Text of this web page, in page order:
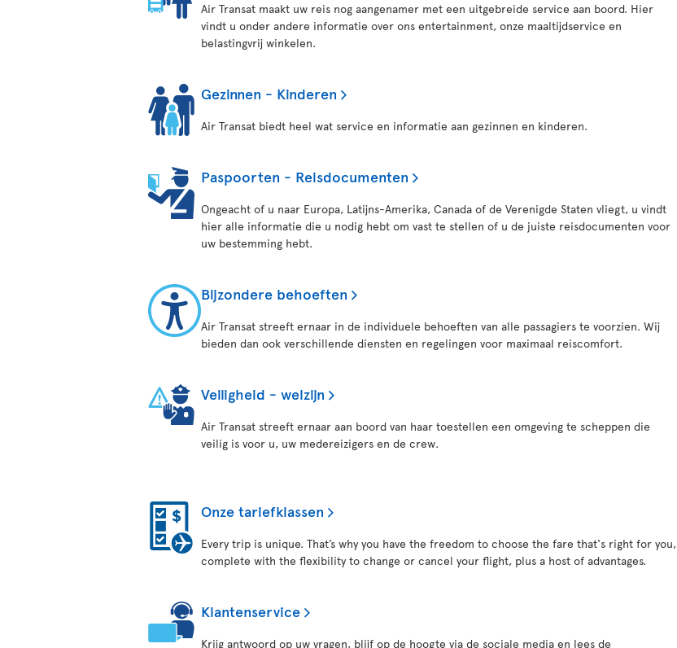
Air Transat maakt uw reis nog aangenamer met een uitgebreide service aan boord. Hier
vindt u onder andere informatie over ons entertainment, onze maaltijdservice en
belastingvrij winkelen.
Gezinnen - Kinderen
Air Transat biedt heel wat service en informatie aan gezinnen en kinderen.
Paspoorten - Reisdocumenten
Ongeacht of u naar Europa, Latijns-Amerika, Canada of de Verenigde Staten vliegt, u vindt
hier alle informatie die u nodig hebt om vast te stellen of u de juiste reisdocumenten voor
uw bestemming hebt.
Bijzondere behoeften
Air Transat streeft ernaar in de individuele behoeften van alle passagiers te voorzien. Wij
bieden dan ook verschillende diensten en regelingen voor maximaal reiscomfort.
Veiligheid - welzijn
Air Transat streeft ernaar aan boord van haar toestellen een omgeving te scheppen die
veilig is voor u, uw medereizigers en de crew.
Onze tariefklassen
Every trip is unique. That’s why you have the freedom to choose the fare that's right for you,
complete with the flexibility to change or cancel your flight, plus a host of advantages.
Klantenservice
Krijg antwoord op uw vragen, blijf op de hoogte via de sociale media en lees de